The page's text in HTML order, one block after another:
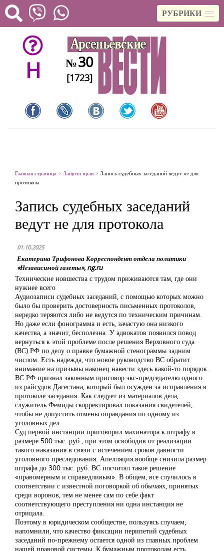
РУБРИКИ
H №30
[1723]
Главная страница Защита прав
Запись судебных заседаний ведут не для
протокола
Запись судебных заседаний
ведут не для протокола
01.10.2025
Екатерина Трифонова Корреспондент отдела политики
«Независимой газеты», ng.ru
Технические новшества с трудом приживаются там, где они
нужнее всего
Аудиозаписи судебных заседаний, с помощью которых можно
было бы проверить достоверность письменных протоколов,
нередко теряются либо не ведутся по техническим причинам.
Но даже если фонограмма и есть, зачастую она низкого
качества, а значит, бесполезна. У адвокатов появился повод
вернуться к этой проблеме после решения Верховного суда
(ВС) РФ по делу о правке бумажной стенограммы задним
числом. Есть надежда, что новое руководство ВС обратит
внимание на призывы наконец навести здесь какой-то порядок.
ВС РФ признал законным приговор экс-председателю одного
из райсудов Дагестана, который был осужден за исправления в
протоколе заседания. Как следует из материалов дела,
служитель Фемиды скорректировал показания свидетелей,
чтобы не допустить отмены оправдания по одному из
уголовных дел.
Суд первой инстанции приговорил махинатора к штрафу в
размере 500 тыс. руб., при этом освободив от реализации
такого наказания в связи с истечением сроков давности
уголовного преследования. Апелляция вообще снизила размер
штрафа до 300 тыс. руб. ВС посчитал такое решение
«правомерным и справедливым». В общем, все случилось в
соответствии с известной поговоркой об обычаях, принятых
среди воронов, тем не менее сам по себе факт
соответствующего преступления ни одна инстанция не
отрицала.
Поэтому в юридическом сообществе, пользуясь случаем,
напомнили, что качество фиксации перипетий судебных
заседаний по-прежнему остается одной из главных проблем
нашей правовой системы. К бумажным протоколам есть